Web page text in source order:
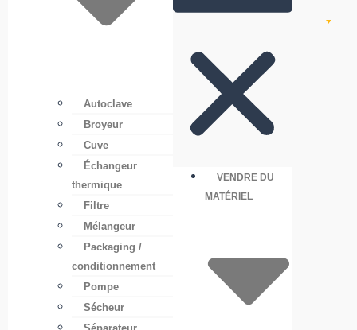
Autoclave
Broyeur
Cuve
Échangeur
thermique
Filtre
Mélangeur
Packaging /
conditionnement
Pompe
Sécheur
VENDRE DU
MATÉRIEL